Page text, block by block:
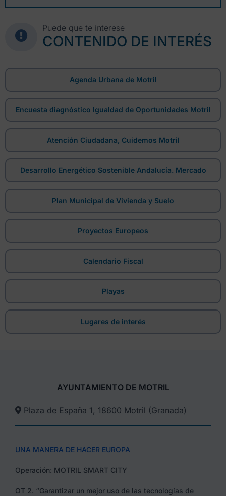
Puede que te interese
CONTENIDO DE INTERÉS
Agenda Urbana de Motril
Encuesta diagnóstico Igualdad de Oportunidades Motril
Atención Ciudadana, Cuidemos Motril
Desarrollo Energético Sostenible Andalucía. Mercado
Plan Municipal de Vivienda y Suelo
Proyectos Europeos
Calendario Fiscal
Playas
Lugares de interés
AYUNTAMIENTO DE MOTRIL
Plaza de España 1, 18600 Motril (Granada)​
UNA MANERA DE HACER EUROPA
Operación: MOTRIL SMART CITY
OT 2. “Garantizar un mejor uso de las tecnologías de